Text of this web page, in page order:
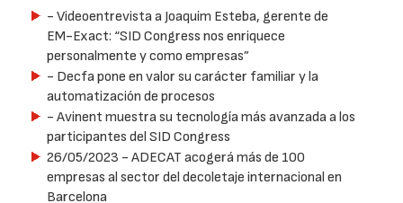
- Videoentrevista a Joaquim Esteba, gerente de
EM-Exact: “SID Congress nos enriquece
personalmente y como empresas”
- Decfa pone en valor su carácter familiar y la
automatización de procesos
- Avinent muestra su tecnología más avanzada a los
participantes del SID Congress
26/05/2023 - ADECAT acogerá más de 100
empresas al sector del decoletaje internacional en
Barcelona